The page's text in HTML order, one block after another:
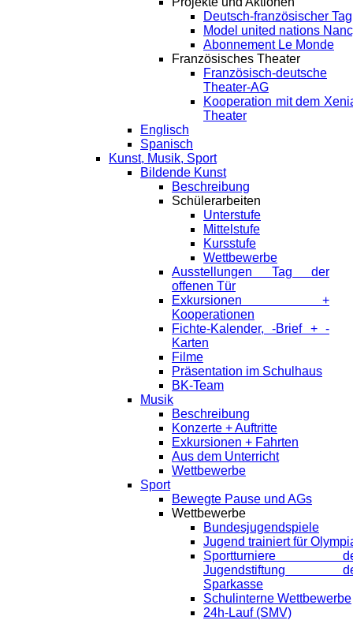
Deutsch-französischer Tag
Model united nations
Abonnement Le Monde
Französisches Theater
Französisch-deutsche
Theater-AG
Kooperation mit dem
Theater
Englisch
Spanisch
Kunst, Musik, Sport
Bildende Kunst
Beschreibung
Schülerarbeiten
Unterstufe
Mittelstufe
Kursstufe
Wettbewerbe
Ausstellungen Tag der
offenen Tür
Exkursionen +
Kooperationen
Fichte-Kalender, -Brief + -
Karten
Filme
Präsentation im Schulhaus
BK-Team
Musik
Beschreibung
Konzerte + Auftritte
Exkursionen + Fahrten
Aus dem Unterricht
Wettbewerbe
Sport
Bewegte Pause und AGs
Wettbewerbe
Bundesjugendspiele
Jugend trainiert für
Sportturniere
Jugendstiftung
Sparkasse
Schulinterne Wettbewerbe
24h-Lauf (SMV)